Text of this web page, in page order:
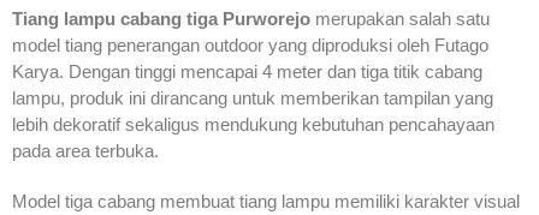
Tiang lampu cabang tiga Purworejo merupakan salah satu
model tiang penerangan outdoor yang diproduksi oleh Futago
Karya. Dengan tinggi mencapai 4 meter dan tiga titik cabang
lampu, produk ini dirancang untuk memberikan tampilan yang
lebih dekoratif sekaligus mendukung kebutuhan pencahayaan
pada area terbuka.
Model tiga cabang membuat tiang lampu memiliki karakter visual